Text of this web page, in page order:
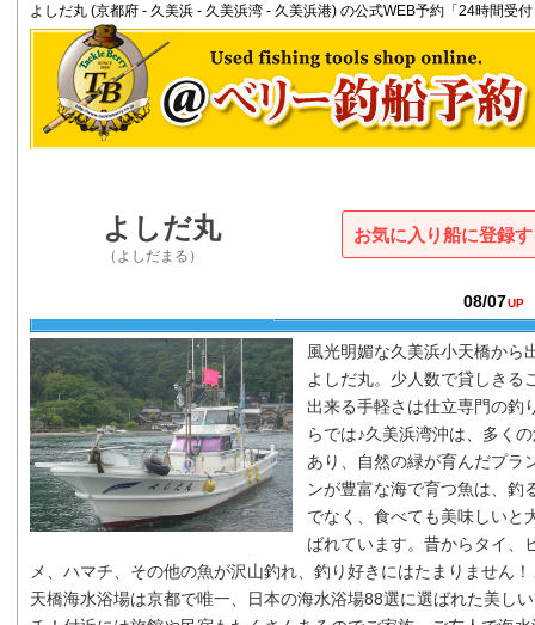
よしだ丸 (京都府 - 久美浜 - 久美浜湾 - 久美浜港) の公式WEB予約「24時間受
よしだ丸
（よしだまる）
お気に入り船に登録
08/07UP
風光明媚な久美浜小天橋から
よしだ丸。少人数で貸しきる
出来る手軽さは仕立専門の釣
らでは♪久美浜湾沖は、多く
あり、自然の緑が育んだプラ
ンが豊富な海で育つ魚は、釣
でなく、食べても美味しいと
ばれています。昔からタイ、
メ、ハマチ、その他の魚が沢山釣れ、釣り好きにはたまりません
天橋海水浴場は京都で唯一、日本の海水浴場88選に選ばれた美し